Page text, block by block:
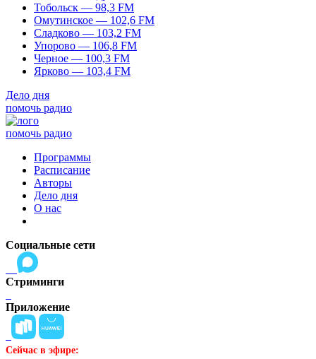
Тобольск — 98,3 FM
Омутинское — 102,6 FM
Сладково — 103,2 FM
Упорово — 106,8 FM
Черное — 100,3 FM
Ярково — 103,4 FM
Дело дня
помочь радио
помочь радио
Программы
Расписание
Авторы
Дело дня
О нас
Социальные сети
Стриминги
Приложение
Сейчас в эфире: